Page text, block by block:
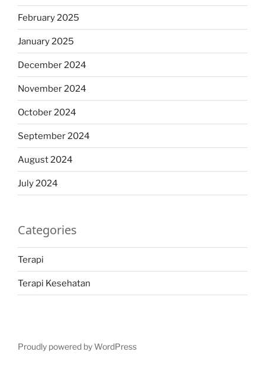
February 2025
January 2025
December 2024
November 2024
October 2024
September 2024
August 2024
July 2024
Categories
Terapi
Terapi Kesehatan
Proudly powered by WordPress